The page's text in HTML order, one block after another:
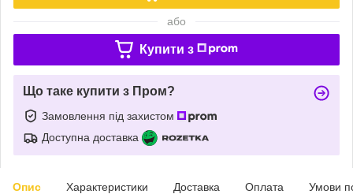
або
Купити з
Що таке купити з Пром?
Замовлення під захистом
Доступна доставка
Опис Характеристики Доставка Оплата Умови